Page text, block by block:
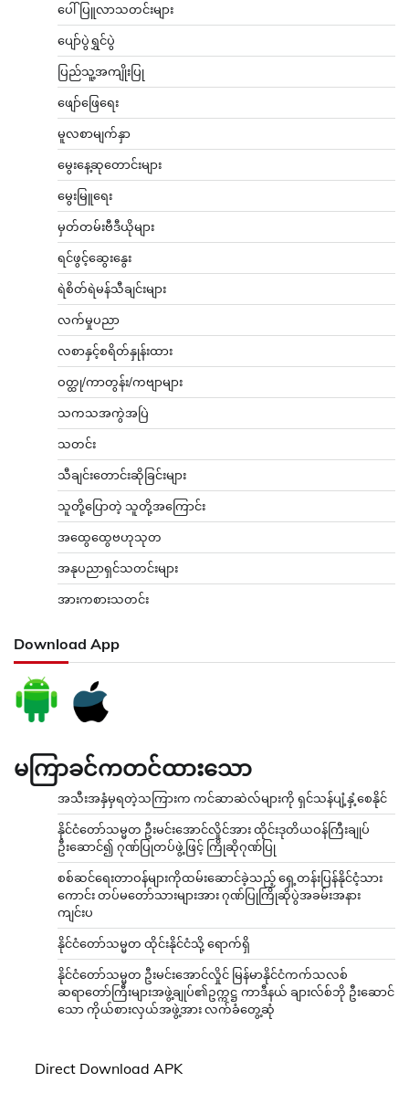
ပေါ်ပြူလာသတင်းများ
ပျော်ပွဲရွှင်ပွဲ
ပြည်သူ့အကျိုးပြု
ဖျော်ဖြေရေး
မူလစာမျက်နှာ
မွေးနေ့ဆုတောင်းများ
မွေးမြူရေး
မှတ်တမ်းဗီဒီယိုများ
ရင်ဖွင့်ဆွေးနွေး
ရဲစိတ်ရဲမန်သီချင်းများ
လက်မှုပညာ
လစာနှင့်စရိတ်နှုန်းထား
ဝတ္ထု/ကာတွန်း/ကဗျာများ
သကသအကွဲအပြဲ
သတင်း
သီချင်းတောင်းဆိုခြင်းများ
သူတို့ပြောတဲ့ သူတို့အကြောင်း
အထွေထွေဗဟုသုတ
အနုပညာရှင်သတင်းများ
အားကစားသတင်း
Download App
မကြာခင်ကတင်ထားသော
အသီးအနှံမှရတဲ့သကြားက ကင်ဆာဆဲလ်များကို ရှင်သန်ပျံ့နှံ့စေနိုင်
နိုင်ငံတော်သမ္မတ ဦးမင်းအောင်လှိုင်အား ထိုင်းဒုတိယဝန်ကြီးချုပ်
ဦးဆောင်၍ ဂုဏ်ပြုတပ်ဖွဲ့ဖြင့် ကြိုဆိုဂုဏ်ပြု
စစ်ဆင်ရေးတာဝန်များကိုထမ်းဆောင်ခဲ့သည့် ရှေ့တန်းပြန်နိုင်ငံ့သား
ကောင်း တပ်မတော်သားများအား ဂုဏ်ပြုကြိုဆိုပွဲအခမ်းအနား
ကျင်းပ
နိုင်ငံတော်သမ္မတ ထိုင်းနိုင်ငံသို့ ရောက်ရှိ
နိုင်ငံတော်သမ္မတ ဦးမင်းအောင်လှိုင် မြန်မာနိုင်ငံကက်သလစ်
ဆရာတော်ကြီးများအဖွဲ့ချုပ်၏ဥက္ကဋ္ဌ ကာဒီနယ် ချားလ်စ်ဘို ဦးဆောင်
သော ကိုယ်စားလှယ်အဖွဲ့အား လက်ခံတွေ့ဆုံ
Direct Download APK